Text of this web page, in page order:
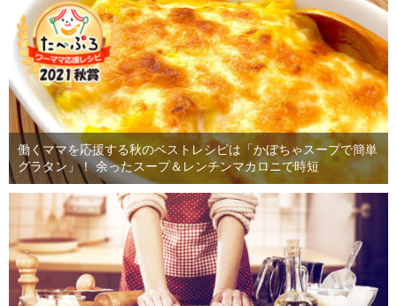
働くママを応援する秋のベストレシピは「かぼちゃスープで簡単
グラタン」！ 余ったスープ＆レンチンマカロニで時短